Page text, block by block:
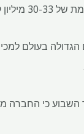
הגדולה
השבוע כי